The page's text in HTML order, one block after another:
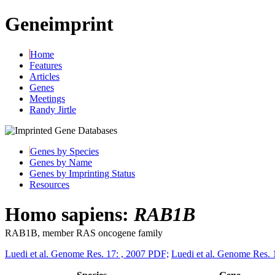
Geneimprint
Home
Features
Articles
Genes
Meetings
Randy Jirtle
Genes by Species
Genes by Name
Genes by Imprinting Status
Resources
Homo sapiens: RAB1B
RAB1B, member RAS oncogene family
Luedi et al. Genome Res. 17: , 2007 PDF; Luedi et al. Genome Res.